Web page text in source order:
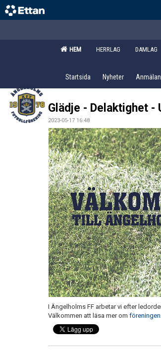
HEM HERRLAG DAMLAG
Startsida Nyheter
Glädje - Delaktighet -
2023-05-17 16:48
I Ängelholms FF arbetar vi efter
Välkommen att läsa mer om föreningen